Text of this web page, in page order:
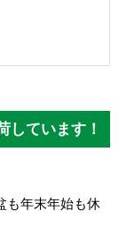
しています！